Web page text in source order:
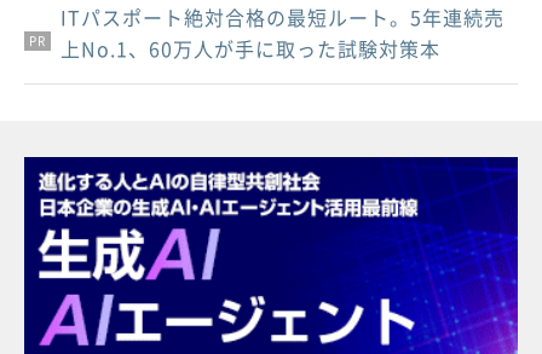
PR
PR
PR
ITパスポート絶対合格の最短ルート。5年連続売
上No.1、60万人が手に取った試験対策本